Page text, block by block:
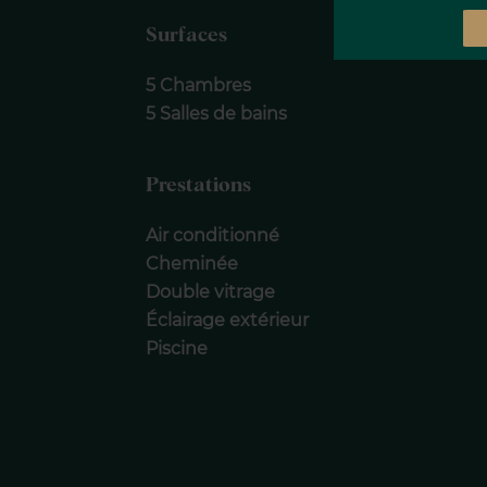
Surfaces
5 Chambres
5 Salles de bains
Prestations
Air conditionné
Cheminée
Double vitrage
Éclairage extérieur
Piscine